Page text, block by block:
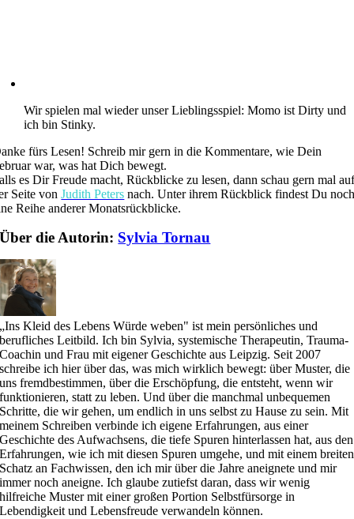
Wir spielen mal wieder unser Lieblingsspiel: Momo ist Dirty und
ich bin Stinky.
fürs Lesen! Schreib mir gern in die Kommentare, wie Dein
war, was hat Dich bewegt.
es Dir Freude macht, Rückblicke zu lesen, dann schau gern mal
Seite vonJudith Peters nach. Unter ihrem Rückblick findest Du
Reihe anderer Monatsrückblicke.
Über die Autorin: Sylvia Tornau
„Ins Kleid des Lebens Würde weben" ist mein persönliches und
berufliches Leitbild. Ich bin Sylvia, systemische Therapeutin, Trauma-
Coachin und Frau mit eigener Geschichte aus Leipzig. Seit 2007
schreibe ich hier über das, was mich wirklich bewegt: über Muster, die
uns fremdbestimmen, über die Erschöpfung, die entsteht, wenn wir
funktionieren, statt zu leben. Und über die manchmal unbequemen
Schritte, die wir gehen, um endlich in uns selbst zu Hause zu sein. Mit
meinem Schreiben verbinde ich eigene Erfahrungen, aus einer
Geschichte des Aufwachsens, die tiefe Spuren hinterlassen hat, aus den
Erfahrungen, wie ich mit diesen Spuren umgehe, und mit einem breiten
Schatz an Fachwissen, den ich mir über die Jahre aneignete und mir
immer noch aneigne. Ich glaube zutiefst daran, dass wir wenig
hilfreiche Muster mit einer großen Portion Selbstfürsorge in
Lebendigkeit und Lebensfreude verwandeln können.